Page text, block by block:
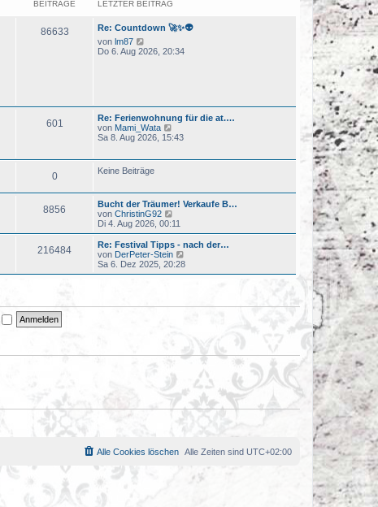
BEITRÄGE LETZTER BEITRAG
86633
Re: Countdown 🚀✨👽
von lm87
e
r
B
e
i
r
a
g
Do 6. Aug 2026, 20:34
601
Re: Ferienwohnung für die at.…
von Mami_Wata
e
r
B
i
t
r
a
g
Sa 8. Aug 2026, 15:43
0 Keine Beiträge
8856
Bucht der Träumer! Verkaufe B…
von ChristinG92
e
u
e
s
t
i
Di 4. Aug 2026, 00:11
216484
Re: Festival Tipps - nach der…
von DerPeter-Stein
e
u
t
g
Sa 6. Dez 2025, 20:28
Alle Zeiten sind UTC+02:00
Alle Cookies löschen